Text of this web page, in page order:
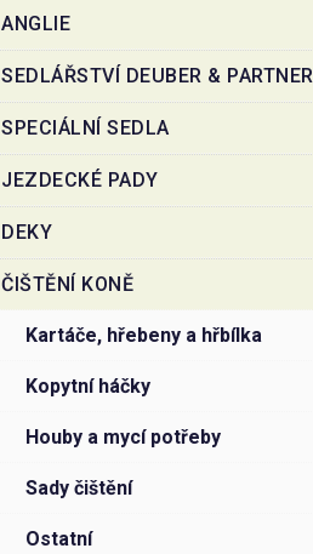
ANGLIE
SEDLÁŘSTVÍ DEUBER & PARTNER
SPECIÁLNÍ SEDLA
JEZDECKÉ PADY
DEKY
ČIŠTĚNÍ KONĚ
kartáče, hřebeny a hřbílka
kopytní háčky
houby a mycí potřeby
sady čištění
ostatní